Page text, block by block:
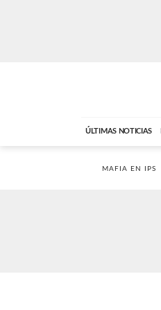
ÚLTIMAS NOTICIAS
MAFIA EN IPS